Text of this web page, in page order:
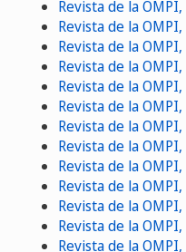
Revista de la
Revista de la
Revista de la
Revista de la
Revista de la
Revista de la
Revista de la
Revista de la
Revista de la
Revista de la
Revista de la
Revista de la
Revista de la